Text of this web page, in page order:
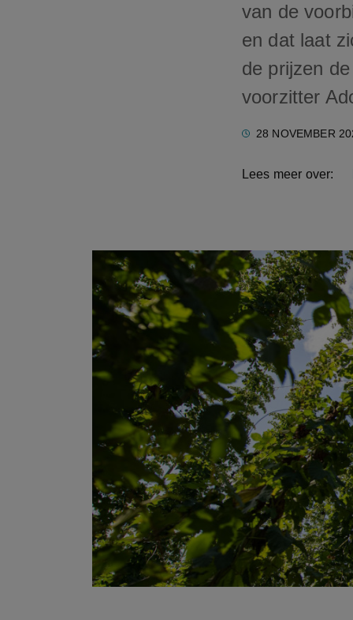
van de
en dat laat
de prijzen
voorzitter
28 NOVEMBER
Lees meer over: